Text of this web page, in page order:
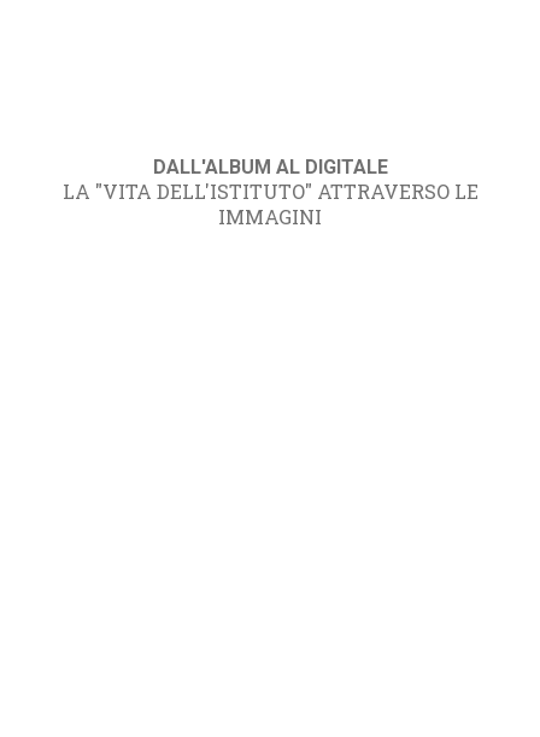
DALL'ALBUM AL DIGITALE
LA "VITA DELL'ISTITUTO" ATTRAVERSO LE
IMMAGINI